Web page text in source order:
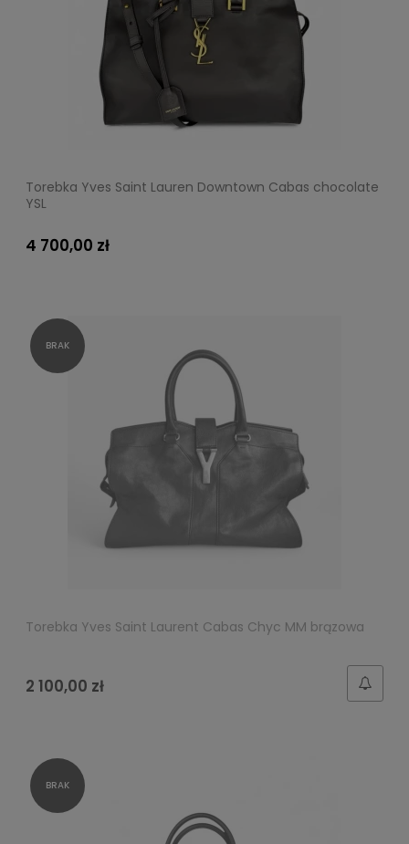
Torebka Yves Saint Lauren Downtown Cabas chocolate
YSL
4 700,00 zł
Torebka Yves Saint Laurent Cabas Chyc MM brązowa
2 100,00 zł